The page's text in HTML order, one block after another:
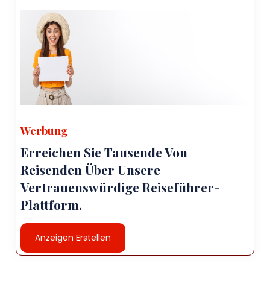
Werbung
Erreichen Sie Tausende Von
Reisenden Über Unsere
Vertrauenswürdige Reiseführer-
Plattform.
Anzeigen Erstellen